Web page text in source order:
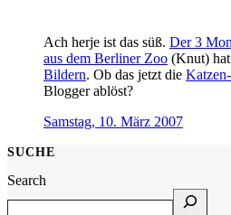
Ach herje ist das süß. Der 3
aus dem Berliner Zoo (Knut)
Bildern. Ob das jetzt die
Blogger ablöst?
Samstag, 10. März 2007
SUCHE
Search